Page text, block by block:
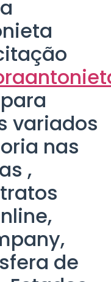
variados
nas
,
de